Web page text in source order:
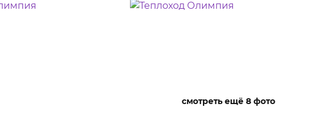
смотреть ещё 8 фото